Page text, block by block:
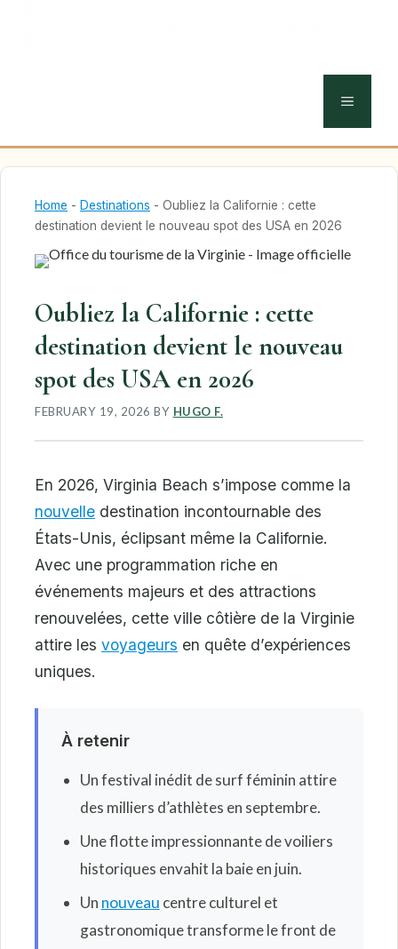
MENU
Home - Destinations - Oubliez la Californie : cette
destination devient le nouveau spot des USA en 2026
Oubliez la Californie : cette
destination devient le nouveau
spot des USA en 2026
FEBRUARY 19, 2026 BY HUGO F.
En 2026, Virginia Beach s’impose comme la
nouvelle destination incontournable des
États-Unis, éclipsant même la Californie.
Avec une programmation riche en
événements majeurs et des attractions
renouvelées, cette ville côtière de la Virginie
attire les voyageurs en quête d’expériences
uniques.
À retenir
Un festival inédit de surf féminin attire
des milliers d’athlètes en septembre.
Une flotte impressionnante de voiliers
historiques envahit la baie en juin.
Un nouveau centre culturel et
gastronomique transforme le front de